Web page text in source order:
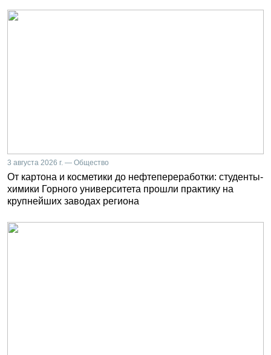
3 августа 2026 г. — Общество
От картона и косметики до нефтепереработки: студенты-
химики Горного университета прошли практику на
крупнейших заводах региона